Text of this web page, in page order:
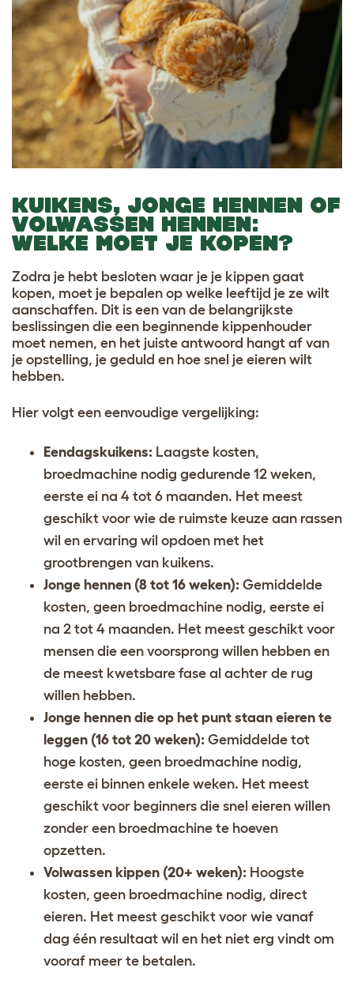
KUIKENS, JONGE HENNEN OF
VOLWASSEN HENNEN:
WELKE MOET JE KOPEN?
Zodra je hebt besloten waar je je kippen gaat
kopen, moet je bepalen op welke leeftijd je ze wilt
aanschaffen. Dit is een van de belangrijkste
beslissingen die een beginnende kippenhouder
moet nemen, en het juiste antwoord hangt af van
je opstelling, je geduld en hoe snel je eieren wilt
hebben.
Hier volgt een eenvoudige vergelijking:
Eendagskuikens: Laagste kosten,
broedmachine nodig gedurende 12 weken,
eerste ei na 4 tot 6 maanden. Het meest
geschikt voor wie de ruimste keuze aan rassen
wil en ervaring wil opdoen met het
grootbrengen van kuikens.
Jonge hennen (8 tot 16 weken): Gemiddelde
kosten, geen broedmachine nodig, eerste ei
na 2 tot 4 maanden. Het meest geschikt voor
mensen die een voorsprong willen hebben en
de meest kwetsbare fase al achter de rug
willen hebben.
Jonge hennen die op het punt staan eieren te
leggen (16 tot 20 weken): Gemiddelde tot
hoge kosten, geen broedmachine nodig,
eerste ei binnen enkele weken. Het meest
geschikt voor beginners die snel eieren willen
zonder een broedmachine te hoeven
opzetten.
Volwassen kippen (20+ weken): Hoogste
kosten, geen broedmachine nodig, direct
eieren. Het meest geschikt voor wie vanaf
dag één resultaat wil en het niet erg vindt om
vooraf meer te betalen.